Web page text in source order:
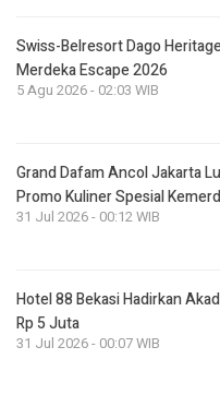
Swiss-Belresort Dago
Merdeka Escape 2026
5 Agu 2026 - 02:03 WIB
Grand Dafam Ancol Jakarta
Promo Kuliner Spesial
31 Jul 2026 - 00:12 WIB
Hotel 88 Bekasi Hadirkan
Rp 5 Juta
31 Jul 2026 - 00:07 WIB